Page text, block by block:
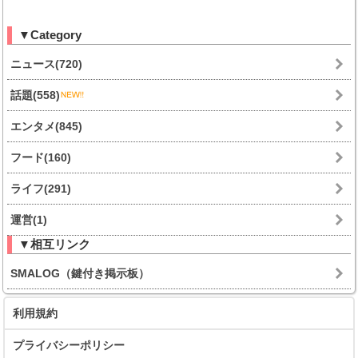
▼Category
ニュース(720)
話題(558)
エンタメ(845)
フード(160)
ライフ(291)
運営(1)
▼相互リンク
SMALOG（鍵付き掲示板）
利用規約
プライバシーポリシー